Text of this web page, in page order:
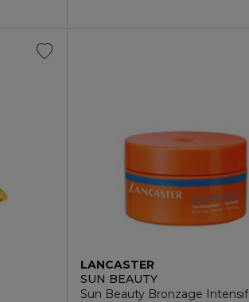
LANCASTER
SUN BEAUTY
Sun Beauty Bronzage Intensif